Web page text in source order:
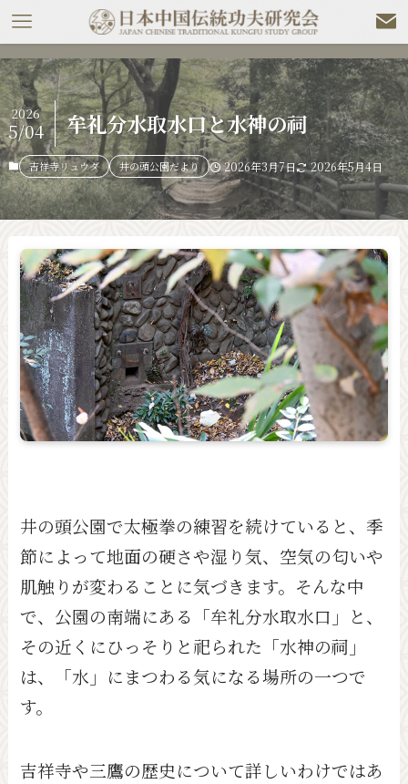
牟礼分水取水口と水神の祠
2026
5/04
吉祥寺リュウダ 井の頭公園だより 2026年3月7日 2026年5月4日
井の頭公園で太極拳の練習を続けていると、季
節によって地面の硬さや湿り気、空気の匂いや
肌触りが変わることに気づきます。そんな中
で、公園の南端にある「牟礼分水取水口」と、
その近くにひっそりと祀られた「水神の祠」
は、「水」にまつわる気になる場所の一つで
す。
吉祥寺や三鷹の歴史について詳しいわけではあ